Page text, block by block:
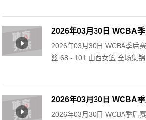
2026年03月30日 WCBA
武汉女篮 68 - 101 山西女
2026年03月30日 WCBA季后
篮 68 - 101 山西女篮 全场集锦
2026年03月30日 WCBA
江苏女篮 83 - 73 东莞女篮
2026年03月30日 WCBA季后